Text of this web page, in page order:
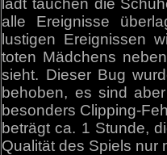
lädt tauchen die
alle Ereignisse
lustigen Ereignissen
toten Mädchens
sieht. Dieser Bug
behoben, es sind
besonders Clipping-
beträgt ca. 1 Stunde,
Qualität des Spiels nur